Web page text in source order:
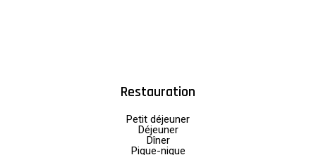
Restauration
Petit déjeuner
Déjeuner
Dîner
Pique-nique